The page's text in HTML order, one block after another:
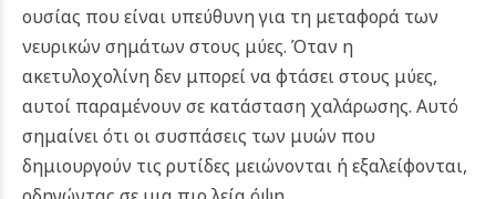
ουσίας που είναι υπεύθυνη για τη μεταφορά των
νευρικών σημάτων στους μύες. Όταν η
ακετυλοχολίνη δεν μπορεί να φτάσει στους μύες,
αυτοί παραμένουν σε κατάσταση χαλάρωσης. Αυτό
σημαίνει ότι οι συσπάσεις των μυών που
δημιουργούν τις ρυτίδες μειώνονται ή εξαλείφονται,